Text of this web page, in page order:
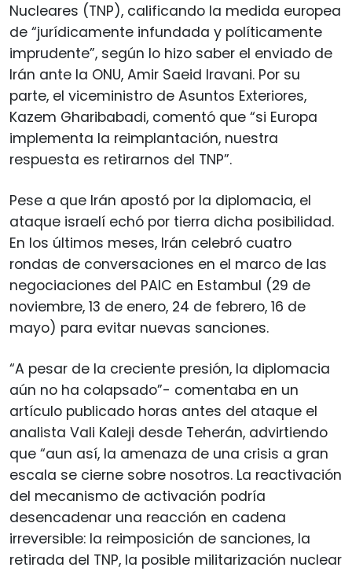
Nucleares (TNP), calificando la medida europea
de “jurídicamente infundada y políticamente
imprudente”, según lo hizo saber el enviado de
Irán ante la ONU, Amir Saeid Iravani. Por su
parte, el viceministro de Asuntos Exteriores,
Kazem Gharibabadi, comentó que “si Europa
implementa la reimplantación, nuestra
respuesta es retirarnos del TNP”.
Pese a que Irán apostó por la diplomacia, el
ataque israelí echó por tierra dicha posibilidad.
En los últimos meses, Irán celebró cuatro
rondas de conversaciones en el marco de las
negociaciones del PAIC en Estambul (29 de
noviembre, 13 de enero, 24 de febrero, 16 de
mayo) para evitar nuevas sanciones.
“A pesar de la creciente presión, la diplomacia
aún no ha colapsado”- comentaba en un
artículo publicado horas antes del ataque el
analista Vali Kaleji desde Teherán, advirtiendo
que “aun así, la amenaza de una crisis a gran
escala se cierne sobre nosotros. La reactivación
del mecanismo de activación podría
desencadenar una reacción en cadena
irreversible: la reimposición de sanciones, la
retirada del TNP, la posible militarización nuclear